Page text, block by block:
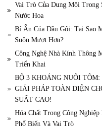
Vai Trò Của Dung Môi Trong
Nước Hoa
Bí Ẩn Của Dầu Gội: Tại Sao
Suôn Mượt Hơn?
Công Nghệ Nhà Kính Thông
Triển Khai
BỘ 3 KHOÁNG NUÔI TÔM:
GIẢI PHÁP TOÀN DIỆN
SUẤT CAO!
Hóa Chất Trong Công
Phổ Biến Và Vai Trò